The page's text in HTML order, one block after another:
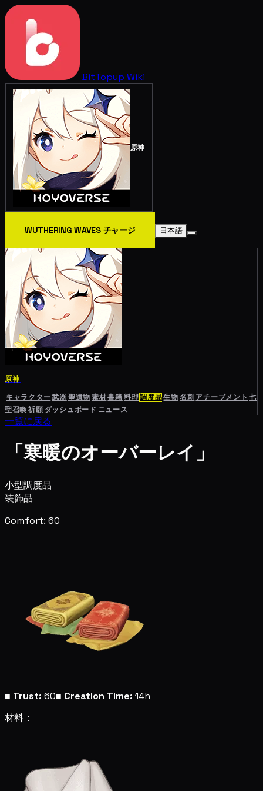
BitTopup Wiki
原神
WUTHERING WAVES チャージ 日本語
原神
キャラクター武器聖遺物素材書籍料理調度品生物名刺 アチーブメント 七
聖召喚祈願 ダッシュボード ニュース
一覧に戻る
「寒暖のオーバーレイ」
小型調度品
装飾品
Comfort: 60
■ Trust: 60■ Creation Time: 14h
材料：